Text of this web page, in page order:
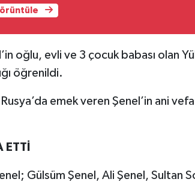
oğlu, evli ve 3 çocuk babası olan
öğrenildi.
emek veren Şenel’in ani
ETTİ
Gülsüm Şenel, Ali Şenel, Sultan